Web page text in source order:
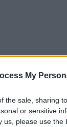
My
the sale, sharing
or sensitive
us, please use the